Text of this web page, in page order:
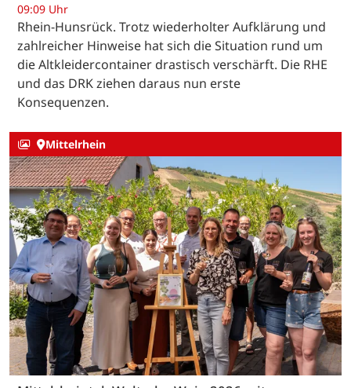
09:09 Uhr
Rhein-Hunsrück. Trotz wiederholter Aufklärung und
zahlreicher Hinweise hat sich die Situation rund um
die Altkleidercontainer drastisch verschärft. Die RHE
und das DRK ziehen daraus nun erste
Konsequenzen.
Mittelrhein